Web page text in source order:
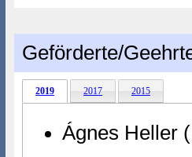
Geförderte/
2019 2017 2015
Ágnes Heller